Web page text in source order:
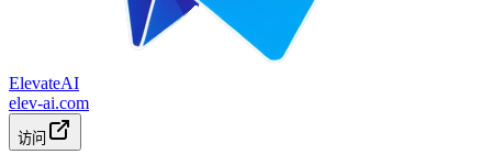
ElevateAI
elev-ai.com
访问